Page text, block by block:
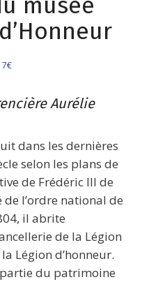
Aurélie
dans les dernières
selon les plans de
de Frédéric III de
l’ordre national de
il abrite
de la Légion
Légion d’honneur.
du patrimoine